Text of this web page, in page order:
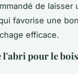
de laisser
favorise une
efficace.
l'abri pour le